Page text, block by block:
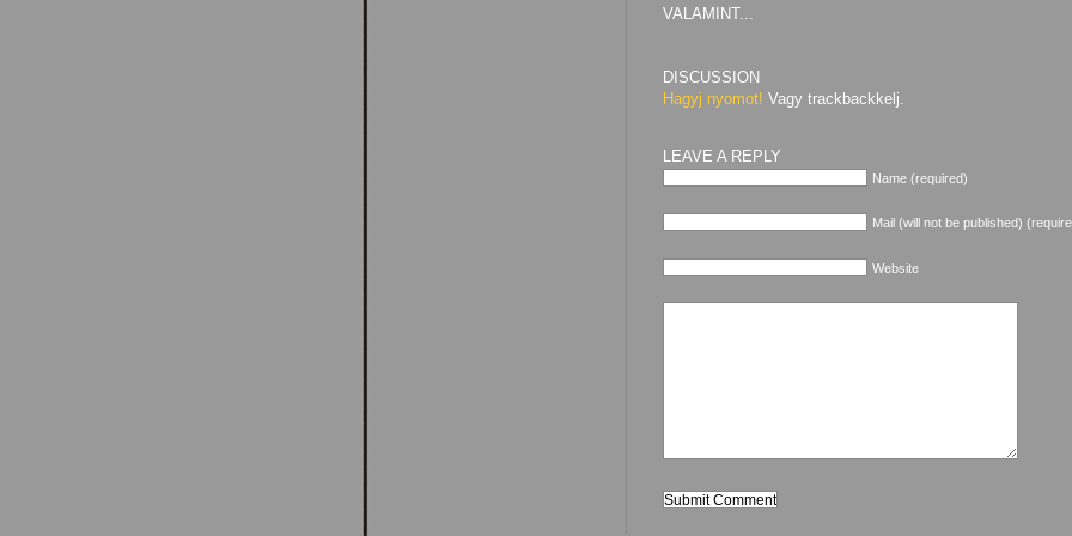
VALAMINT...
DISCUSSION
Hagyj nyomot! Vagy trackbackkelj.
LEAVE A REPLY
Name (required)
Mail (will not be published)
Website